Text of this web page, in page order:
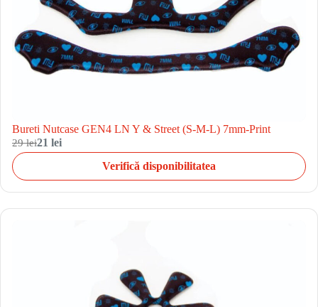
Bureti Nutcase GEN4 LN Y & Street (S-M-L) 7mm-Print
29 lei21 lei
Verifică disponibilitatea